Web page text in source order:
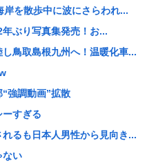
岸を散歩中に波にさらわれ...
年ぶり写真集発売！お...
鳥取島根九州へ！温暖化車...
強調動画”拡散
ーすぎる
れるも日本人男性から見向き...
ない